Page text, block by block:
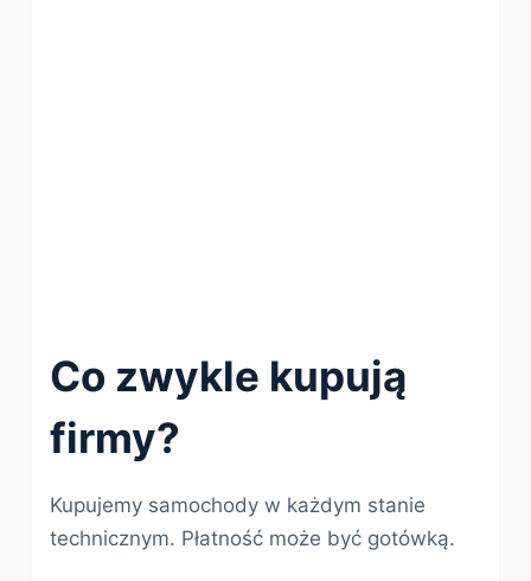
Co zwykle kupują
firmy?
Kupujemy samochody w każdym stanie
technicznym. Płatność może być gotówką.